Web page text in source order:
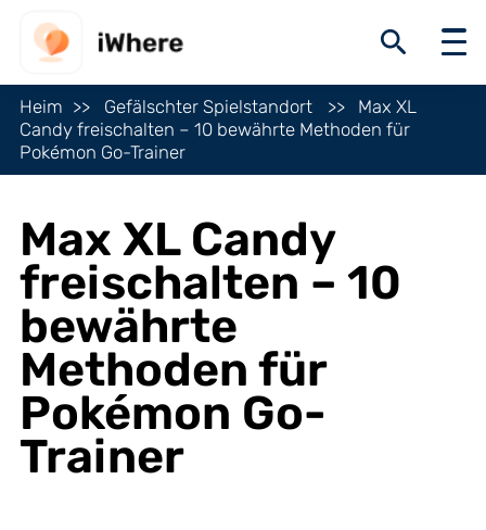
Heim Gefälschter Spielstandort
Max XL
Candy freischalten – 10 bewährte Methoden für
Pokémon Go-Trainer
Max XL Candy
freischalten – 10
bewährte
Methoden für
Pokémon Go-
Trainer